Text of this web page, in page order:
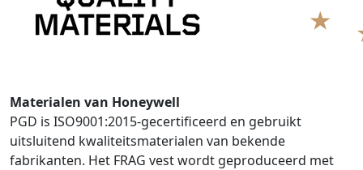
Materialen van Honeywell
PGD is ISO9001:2015-gecertificeerd en gebruikt
uitsluitend kwaliteitsmaterialen van bekende
fabrikanten. Het FRAG vest wordt geproduceerd met